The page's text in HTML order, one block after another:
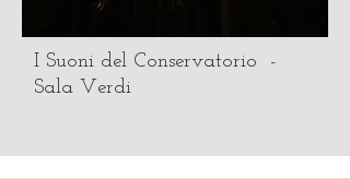
I Suoni del Conservatorio -
Sala Verdi